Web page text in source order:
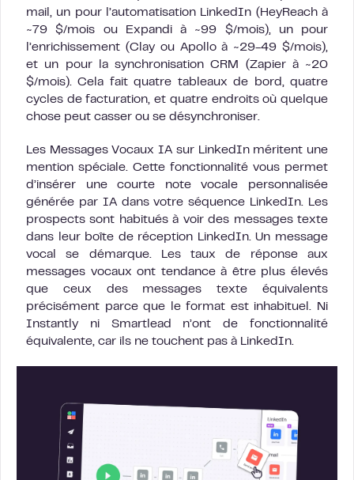
mail, un pour l’automatisation LinkedIn (HeyReach à
~79 $/mois ou Expandi à ~99 $/mois), un pour
l’enrichissement (Clay ou Apollo à ~29-49 $/mois),
et un pour la synchronisation CRM (Zapier à ~20
$/mois). Cela fait quatre tableaux de bord, quatre
cycles de facturation, et quatre endroits où quelque
chose peut casser ou se désynchroniser.
Les Messages Vocaux IA sur LinkedIn méritent une
mention spéciale. Cette fonctionnalité vous permet
d’insérer une courte note vocale personnalisée
générée par IA dans votre séquence LinkedIn. Les
prospects sont habitués à voir des messages texte
dans leur boîte de réception LinkedIn. Un message
vocal se démarque. Les taux de réponse aux
messages vocaux ont tendance à être plus élevés
que ceux des messages texte équivalents
précisément parce que le format est inhabituel. Ni
Instantly ni Smartlead n’ont de fonctionnalité
équivalente, car ils ne touchent pas à LinkedIn.